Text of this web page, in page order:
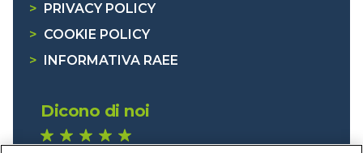
>
PRIVACY POLICY
> COOKIE POLICY
>
INFORMATIVA RAEE
Dicono di noi